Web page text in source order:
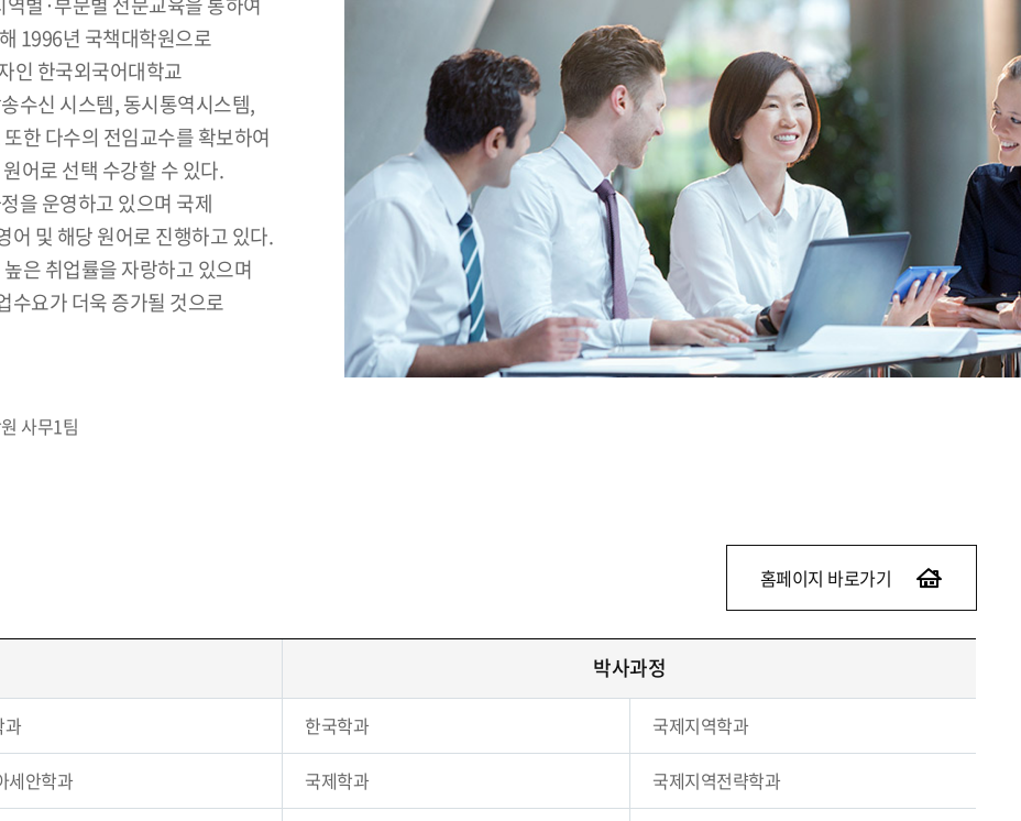
1996년 국책대학원으로
인 한국외국어대학교
수신 시스템, 동시통역시스템,
한 다수의 전임교수를 확보하여
어로 선택 수강할 수 있다.
을 운영하고 있으며 국제
어 및 해당 원어로 진행하고 있다.
은 취업률을 자랑하고 있으며
수요가 더욱 증가될 것으로
사무1팀
홈페이지 바로가기
박사과정
과 한국학과 국제지역학과
세안학과 국제학과 국제지역전략학과